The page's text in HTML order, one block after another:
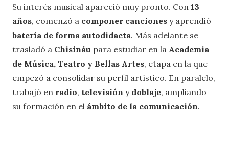
Su interés musical apareció muy pronto. Con 13
años, comenzó a componer canciones y aprendió
batería de forma autodidacta. Más adelante se
trasladó a Chisináu para estudiar en la Academia
de Música, Teatro y Bellas Artes, etapa en la que
empezó a consolidar su perfil artístico. En paralelo,
trabajó en radio, televisión y doblaje, ampliando
su formación en el ámbito de la comunicación.